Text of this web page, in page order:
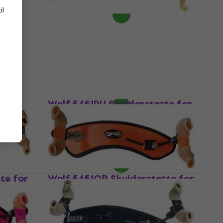
Wolf 5451PU Skulderstøtte for
fiolin 1/2-1/4 Purple
Skulderstøtte for fiolin
433 NKr
På lager
for Wolf 5451OR Skulderstøtte for
fiolin 1/2-1/4 Orange
Skulderstøtte for fiolin
433 NKr